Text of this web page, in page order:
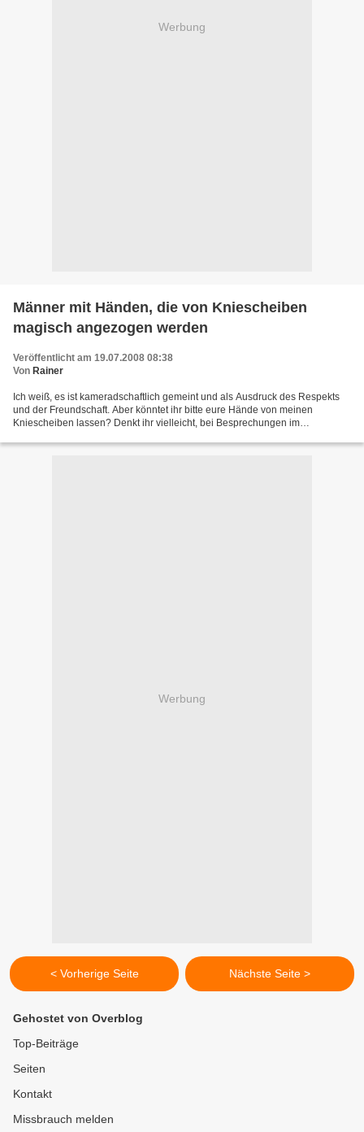
Werbung
Männer mit Händen, die von Kniescheiben
magisch angezogen werden
Veröffentlicht am 19.07.2008 08:38
Von Rainer
Ich weiß, es ist kameradschaftlich gemeint und als Ausdruck des Respekts
und der Freundschaft. Aber könntet ihr bitte eure Hände von meinen
Kniescheiben lassen? Denkt ihr vielleicht, bei Besprechungen im
Werbung
< Vorherige Seite Nächste Seite >
Gehostet von Overblog
Top-Beiträge
Seiten
Kontakt
Missbrauch melden